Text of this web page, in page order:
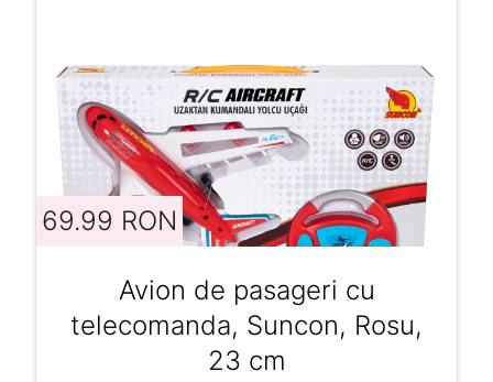
69.99 RON
Avion de pasageri cu
telecomanda, Suncon, Rosu,
23 cm